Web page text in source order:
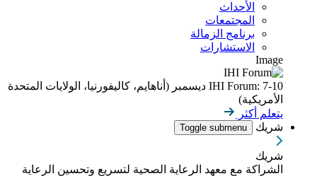
الأحداث
المجتمعات
برنامج الزمالة
الاستشارات
Image
IHI Forum: 7-10 ديسمبر (أناهايم، كاليفورنيا، الولايات المتحدة
الأمريكية)
يتعلم أكثر
شريك
Toggle submenu
شريك
الشراكة مع معهد الرعاية الصحية لتسريع وتحسين الرعاية